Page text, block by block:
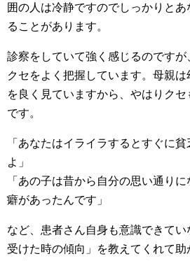
囲の人は冷静ですのでしっかりと
ることがあります。
診察をしていて強く感じるのです
クセをよく把握しています。母親
を良く見ていますから、やはりク
です。
「あなたはイライラするとすぐに
よ」
「あの子は昔から自分の思い通り
癖があったんです」
など、患者さん自身も意識できて
受けた時の傾向」を教えてくれて